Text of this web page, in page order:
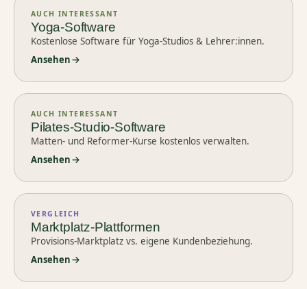
AUCH INTERESSANT
Yoga-Software
Kostenlose Software für Yoga-Studios & Lehrer:innen.
Ansehen
AUCH INTERESSANT
Pilates-Studio-Software
Matten- und Reformer-Kurse kostenlos verwalten.
Ansehen
VERGLEICH
Marktplatz-Plattformen
Provisions-Marktplatz vs. eigene Kundenbeziehung.
Ansehen